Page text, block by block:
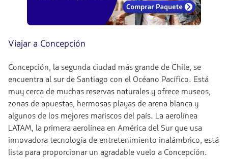
Viajar a Concepción
Concepción, la segunda ciudad más grande de Chile, se
encuentra al sur de Santiago con el Océano Pacífico. Está
muy cerca de muchas reservas naturales y ofrece museos,
zonas de apuestas, hermosas playas de arena blanca y
algunos de los mejores mariscos del país. La aerolínea
LATAM, la primera aerolínea en América del Sur que usa
innovadora tecnología de entretenimiento inalámbrico, está
lista para proporcionar un agradable vuelo a Concepción.